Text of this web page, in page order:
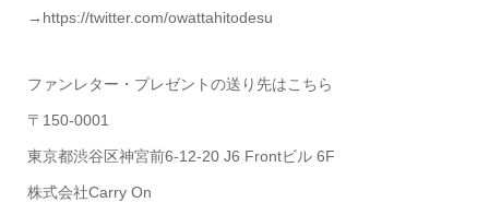
→https://twitter.com/owattahitodesu
ファンレター・プレゼントの送り先はこちら
〒150-0001
東京都渋谷区神宮前6-12-20 J6 Frontビル 6F
株式会社Carry On